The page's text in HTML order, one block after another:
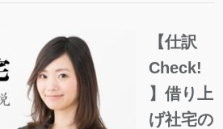
【仕訳
Check!
】借り上
げ社宅の